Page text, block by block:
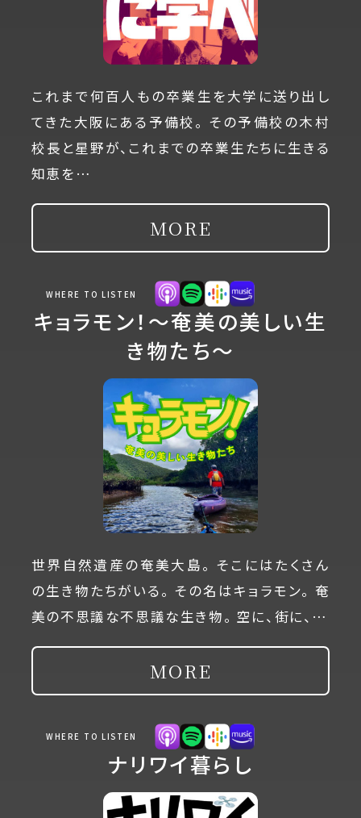
これまで何百人もの卒業生を大学に送り出し
てきた大阪にある予備校。 その予備校の木村
校長と星野が、これまでの卒業生たちに生きる
知恵を…
MORE
WHERE TO LISTEN
キョラモン！～奄美の美しい生
き物たち～
世界自然遺産の奄美大島。 そこにはたくさん
の生き物たちがいる。 その名はキョラモン。 奄
美の不思議な不思議な生き物。 空に、街に、…
MORE
WHERE TO LISTEN
ナリワイ暮らし